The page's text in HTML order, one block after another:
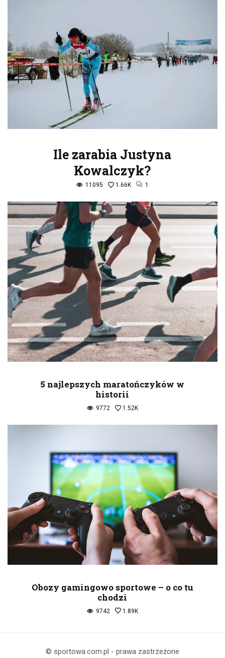
Ile zarabia Justyna
Kowalczyk?
11095 1.66K 1
5 najlepszych maratończyków w
historii
9772 1.52K
Obozy gamingowo sportowe – o co tu
chodzi
9742 1.89K
© sportowa.com.pl - prawa zastrzeżone